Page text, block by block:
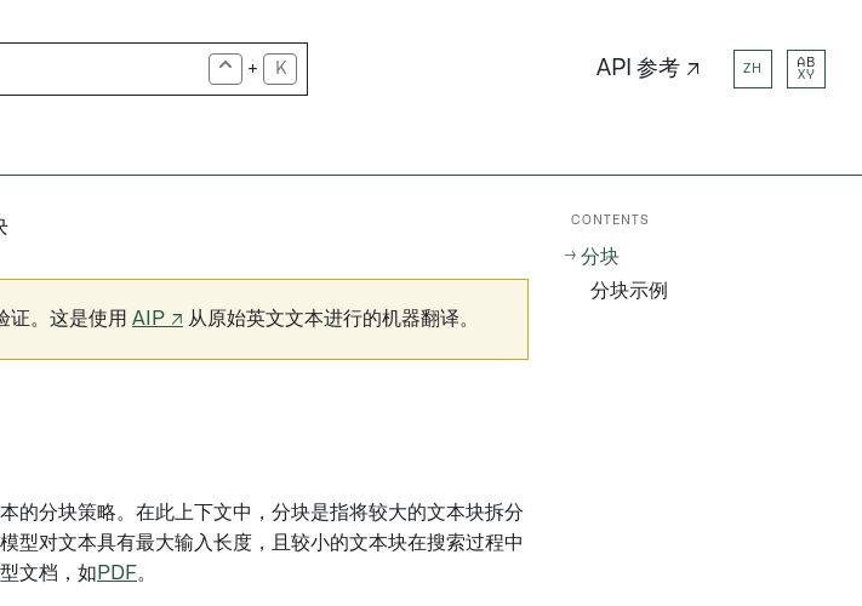
+ K API 参考 ↗ ZH
AB
XY
证。这是使用 AIP ↗ 从原始英文文本进行的机器翻译。
的分块策略。在此上下文中，分块是指将较大的文本块拆分
型对文本具有最大输入长度，且较小的文本块在搜索过程中
文档，如 PDF。
CONTENTS
分块
分块示例